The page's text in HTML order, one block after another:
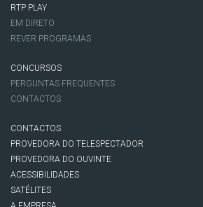
RTP PLAY
EM DIRETO
REVER PROGRAMAS
CONCURSOS
PERGUNTAS FREQUENTES
CONTACTOS
CONTACTOS
PROVEDORA DO TELESPECTADOR
PROVEDORA DO OUVINTE
ACESSIBILIDADES
SATÉLITES